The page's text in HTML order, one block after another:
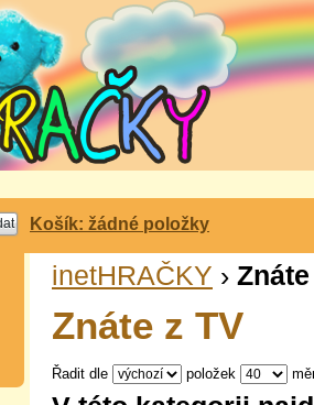
Košík: žádné položky
inetHRAČKY ›
Znáte z TV
Řadit dle položek